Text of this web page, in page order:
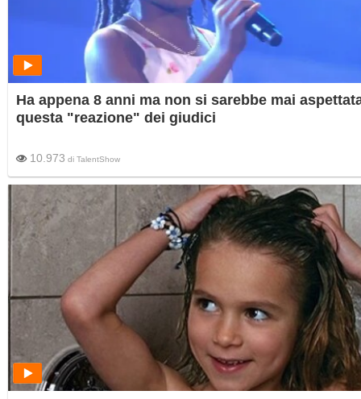
Ha appena 8 anni ma non si sarebbe mai
questa "reazione" dei giudici
10.973 di TalentShow